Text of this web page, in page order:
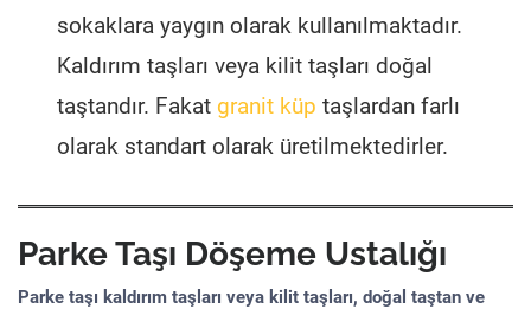
sokaklara yaygın olarak kullanılmaktadır.
Kaldırım taşları veya kilit taşları doğal
taştandır. Fakat granit küp taşlardan farlı
olarak standart olarak üretilmektedirler.
Parke Taşı Döşeme Ustalığı
Parke taşı kaldırım taşları veya kilit taşları, doğal taştan ve